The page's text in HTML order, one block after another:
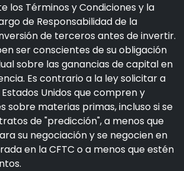
los Términos y Condiciones y la
de Responsabilidad de la
de terceros antes de invertir.
ser conscientes de su obligación
sobre las ganancias de capital en
Es contrario a la ley solicitar a
Unidos que compren y
sobre materias primas, incluso si se
de "predicción", a menos que
su negociación y se negocien en
en la CFTC o a menos que estén